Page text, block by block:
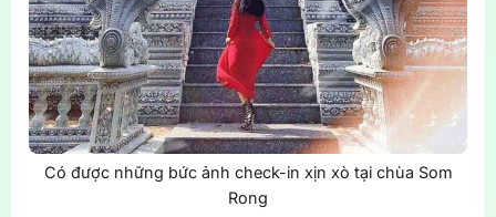
Có được những bức ảnh check-in xịn xò tại chùa Som
Rong